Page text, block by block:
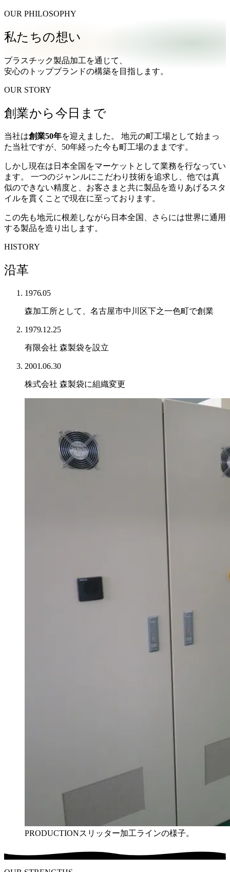
OUR PHILOSOPHY
私たちの想い
プラスチック製品加工を通じて、
安心のトップブランドの構築を目指します。
OUR STORY
創業から今日まで
当社は創業50年を迎えました。 地元の町工場として始まっ
た当社ですが、50年経った今も町工場のままです。
しかし現在は日本全国をマーケットとして業務を行なってい
ます。 一つのジャンルにこだわり技術を追求し、他では真
似のできない精度と、お客さまと共に製品を造りあげるスタ
イルを貫くことで現在に至っております。
この先も地元に根差しながら日本全国、さらには世界に通用
する製品を造り出します。
HISTORY
沿革
1976.05
森加工所として、名古屋市中川区下之一色町で創業
1979.12.25
有限会社 森製袋を設立
2001.06.30
株式会社 森製袋に組織変更
PRODUCTIONスリッター加工ラインの様子。